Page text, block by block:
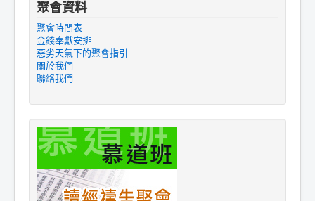
聚會資料
聚會時間表
金錢奉獻安排
惡劣天氣下的聚會指引
關於我們
聯絡我們